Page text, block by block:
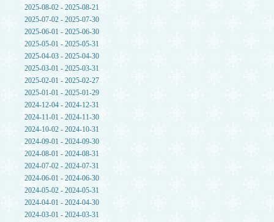
2025-08-02 - 2025-08-21
2025-07-02 - 2025-07-30
2025-06-01 - 2025-06-30
2025-05-01 - 2025-05-31
2025-04-03 - 2025-04-30
2025-03-01 - 2025-03-31
2025-02-01 - 2025-02-27
2025-01-01 - 2025-01-29
2024-12-04 - 2024-12-31
2024-11-01 - 2024-11-30
2024-10-02 - 2024-10-31
2024-09-01 - 2024-09-30
2024-08-01 - 2024-08-31
2024-07-02 - 2024-07-31
2024-06-01 - 2024-06-30
2024-05-02 - 2024-05-31
2024-04-01 - 2024-04-30
2024-03-01 - 2024-03-31